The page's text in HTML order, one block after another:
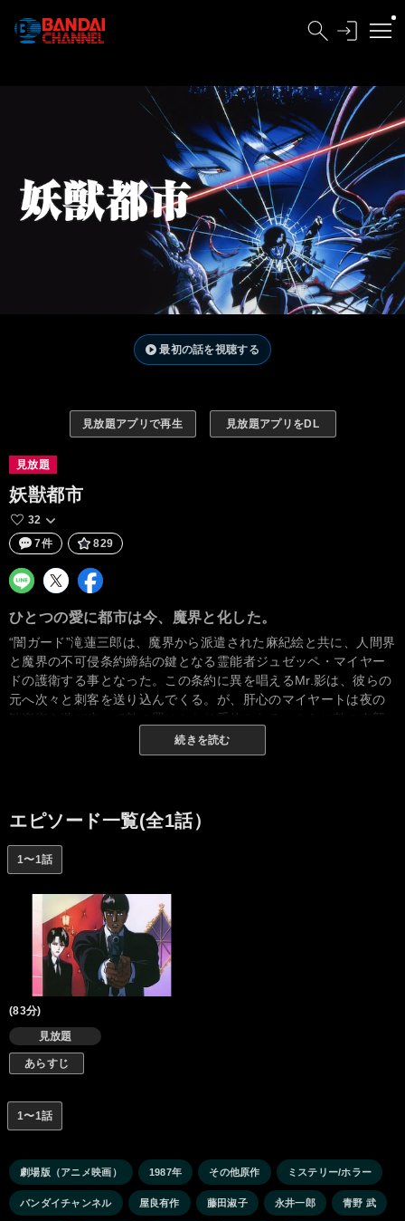
最初の話を視聴する
見放題アプリで再生 見放題アプリをDL
見放題
妖獣都市
32
7件
829
ひとつの愛に都市は今、魔界と化した。
“闇ガード”滝蓮三郎は、魔界から派遣された麻紀絵と共に、人間界
と魔界の不可侵条約締結の鍵となる霊能者ジュゼッペ・マイヤー
ドの護衛する事となった。この条約に異を唱えるMr.影は、彼らの
元へ次々と刺客を送り込んでくる。が、肝心のマイヤートは夜の
歓楽街を遊び歩いて敵の罠にかかり重体となる。さらに敵の奇襲
を受け、麻紀絵は囚われの身となってしまった。滝は、罠と知り
つつ単身で麻紀絵の救出に向かう！
続きを読む
エピソード一覧(全1話）
1〜1話
(83分)
見放題
あらすじ
1〜1話
劇場版（アニメ映画） 1987年 その他原作 ミステリー/ホラー
バンダイチャンネル 屋良有作 藤田淑子 永井一郎 青野 武